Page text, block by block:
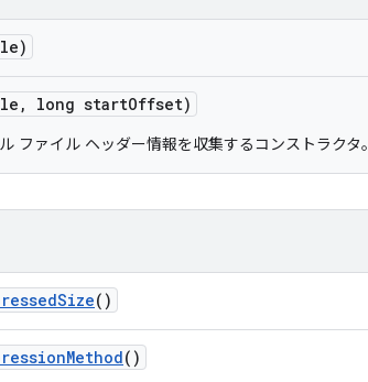
, long startOffset)
ファイル ヘッダー情報を収集するコンストラクタ。
Size()
Method()